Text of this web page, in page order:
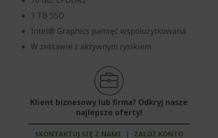
1 TB SSD
Intel® Graphics pamięć współużytkowana
W zestawie z aktywnym rysikiem
Klient biznesowy lub firma? Odkryj nasze
najlepsze oferty!
SKONTAKTUJ SIĘ Z NAMI |
ZAŁÓŻ KONTO